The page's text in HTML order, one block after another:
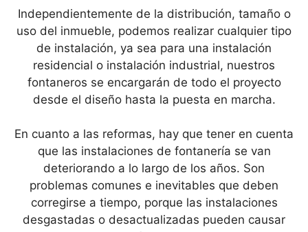
Independientemente de la distribución, tamaño o
uso del inmueble, podemos realizar cualquier tipo
de instalación, ya sea para una instalación
residencial o instalación industrial, nuestros
fontaneros se encargarán de todo el proyecto
desde el diseño hasta la puesta en marcha.
En cuanto a las reformas, hay que tener en cuenta
que las instalaciones de fontanería se van
deteriorando a lo largo de los años. Son
problemas comunes e inevitables que deben
corregirse a tiempo, porque las instalaciones
desgastadas o desactualizadas pueden causar